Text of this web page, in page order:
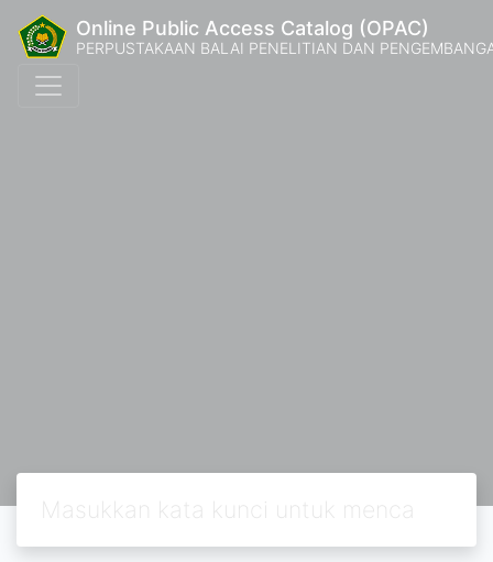
Online Public Access Catalog (OPAC)
PERPUSTAKAAN BALAI PENELITIAN DAN